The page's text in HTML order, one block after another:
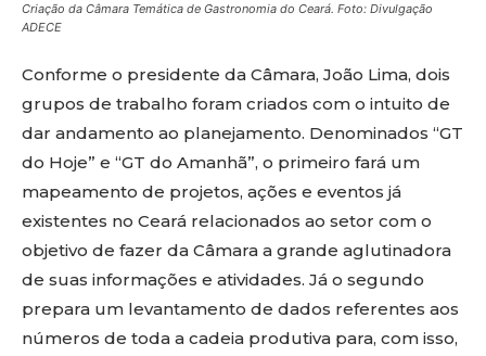
Criação da Câmara Temática de Gastronomia do Ceará. Foto: Divulgação
ADECE
Conforme o presidente da Câmara, João Lima, dois
grupos de trabalho foram criados com o intuito de
dar andamento ao planejamento. Denominados “GT
do Hoje” e “GT do Amanhã”, o primeiro fará um
mapeamento de projetos, ações e eventos já
existentes no Ceará relacionados ao setor com o
objetivo de fazer da Câmara a grande aglutinadora
de suas informações e atividades. Já o segundo
prepara um levantamento de dados referentes aos
números de toda a cadeia produtiva para, com isso,